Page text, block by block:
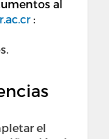
al
:
el